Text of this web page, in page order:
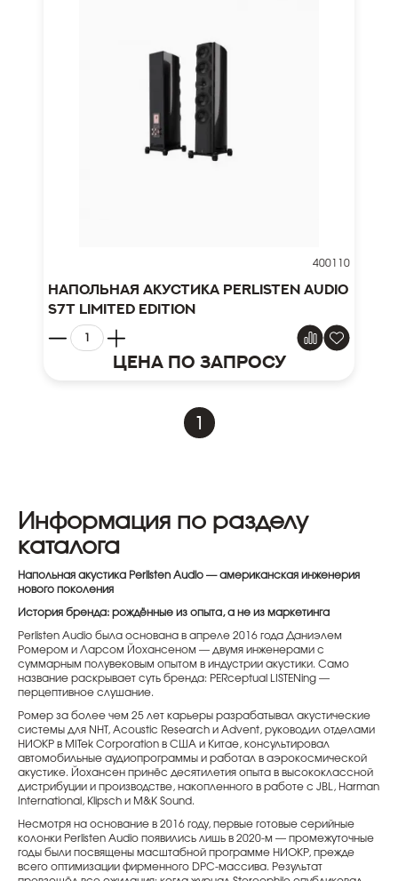
400110
Напольная акустика Perlisten Audio
S7t Limited Edition
Цена по запросу
1
Информация по разделу
каталога
Напольная акустика Perlisten Audio — американская инженерия
нового поколения
История бренда: рождённые из опыта, а не из маркетинга
Perlisten Audio была основана в апреле 2016 года Даниэлем
Ромером и Ларсом Йохансеном — двумя инженерами с
суммарным полувековым опытом в индустрии акустики. Само
название раскрывает суть бренда: PERceptual LISTENing —
перцептивное слушание.
Ромер за более чем 25 лет карьеры разрабатывал акустические
системы для NHT, Acoustic Research и Advent, руководил отделами
НИОКР в MITek Corporation в США и Китае, консультировал
автомобильные аудиопрограммы и работал в аэрокосмической
акустике. Йохансен принёс десятилетия опыта в высококлассной
дистрибуции и производстве, накопленного в работе с JBL, Harman
International, Klipsch и M&K Sound.
Несмотря на основание в 2016 году, первые готовые серийные
колонки Perlisten Audio появились лишь в 2020-м — промежуточные
годы были посвящены масштабной программе НИОКР, прежде
всего оптимизации фирменного DPC-массива. Результат